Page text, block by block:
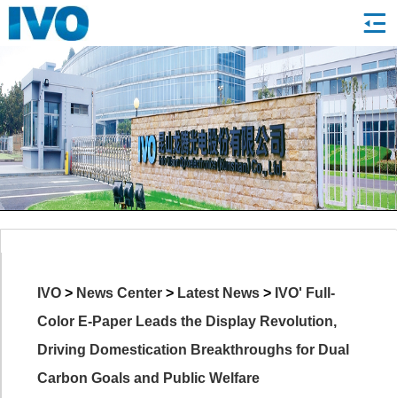
IVO > News Center > Latest News > IVO' Full-
Color E-Paper Leads the Display Revolution,
Driving Domestication Breakthroughs for Dual
Carbon Goals and Public Welfare